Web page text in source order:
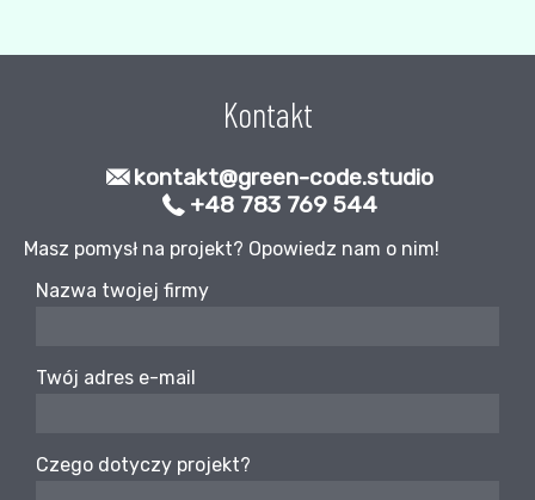
Kontakt
kontakt@green-code.studio
+48 783 769 544
Masz pomysł na projekt? Opowiedz nam o nim!
Nazwa twojej firmy
Twój adres e-mail
Czego dotyczy projekt?